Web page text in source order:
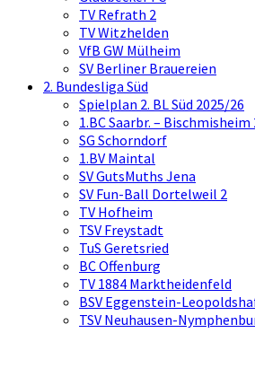
TV Refrath 2
TV Witzhelden
VfB GW Mülheim
SV Berliner Brauereien
2. Bundesliga Süd
Spielplan 2. BL Süd 2025/26
1.BC Saarbr. – Bischmisheim
SG Schorndorf
1.BV Maintal
SV GutsMuths Jena
SV Fun-Ball Dortelweil 2
TV Hofheim
TSV Freystadt
TuS Geretsried
BC Offenburg
TV 1884 Marktheidenfeld
BSV Eggenstein-
TSV Neuhausen-